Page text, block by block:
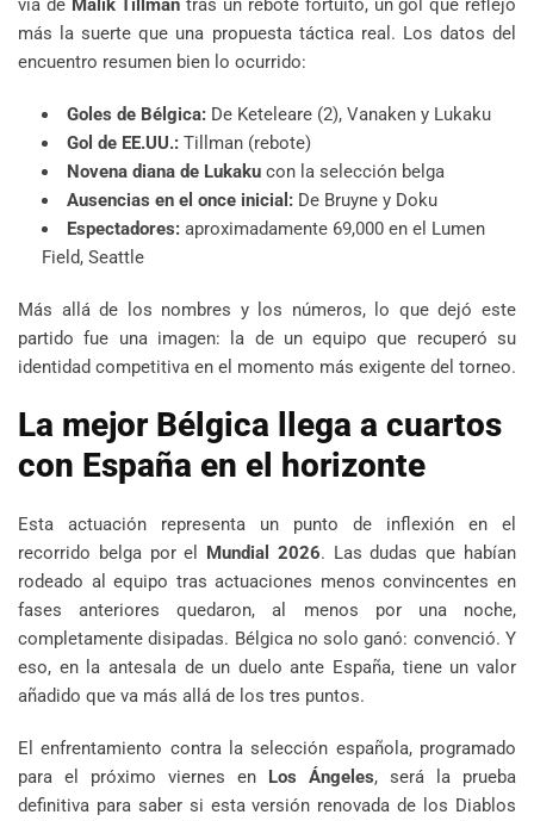
vía de Malik Tillman tras un rebote fortuito, un gol que reflejó
más la suerte que una propuesta táctica real. Los datos del
encuentro resumen bien lo ocurrido:
Goles de Bélgica: De Keteleare (2), Vanaken y Lukaku
Gol de EE.UU.: Tillman (rebote)
Novena diana de Lukaku con la selección belga
Ausencias en el once inicial: De Bruyne y Doku
Espectadores: aproximadamente 69,000 en el Lumen
Field, Seattle
Más allá de los nombres y los números, lo que dejó este
partido fue una imagen: la de un equipo que recuperó su
identidad competitiva en el momento más exigente del torneo.
La mejor Bélgica llega a cuartos
con España en el horizonte
Esta actuación representa un punto de inflexión en el
recorrido belga por el Mundial 2026. Las dudas que habían
rodeado al equipo tras actuaciones menos convincentes en
fases anteriores quedaron, al menos por una noche,
completamente disipadas. Bélgica no solo ganó: convenció. Y
eso, en la antesala de un duelo ante España, tiene un valor
añadido que va más allá de los tres puntos.
El enfrentamiento contra la selección española, programado
para el próximo viernes en Los Ángeles, será la prueba
definitiva para saber si esta versión renovada de los Diablos